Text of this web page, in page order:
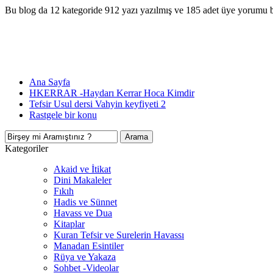
Bu blog da 12 kategoride 912 yazı yazılmış ve 185 adet üye yorumu
Ana Sayfa
HKERRAR -Haydarı Kerrar Hoca Kimdir
Tefsir Usul dersi Vahyin keyfiyeti 2
Rastgele bir konu
Kategoriler
Akaid ve İtikat
Dini Makaleler
Fıkıh
Hadis ve Sünnet
Havass ve Dua
Kitaplar
Kuran Tefsir ve Surelerin Havassı
Manadan Esintiler
Rüya ve Yakaza
Sohbet -Videolar